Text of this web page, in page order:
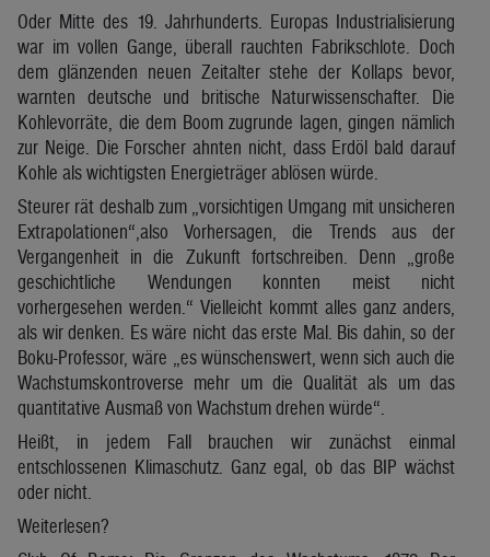
Oder Mitte des 19. Jahrhunderts. Europas Industrialisierung
war im vollen Gange, überall rauchten Fabrikschlote. Doch
dem glänzenden neuen Zeitalter stehe der Kollaps bevor,
warnten deutsche und britische Naturwissenschafter. Die
Kohlevorräte, die dem Boom zugrunde lagen, gingen nämlich
zur Neige. Die Forscher ahnten nicht, dass Erdöl bald darauf
Kohle als wichtigsten Energieträger ablösen würde.
Steurer rät deshalb zum „vorsichtigen Umgang mit unsicheren
Extrapolationen“,also Vorhersagen, die Trends aus der
Vergangenheit in die Zukunft fortschreiben. Denn „große
geschichtliche Wendungen konnten meist nicht
vorhergesehen werden.“ Vielleicht kommt alles ganz anders,
als wir denken. Es wäre nicht das erste Mal. Bis dahin, so der
Boku-Professor, wäre „es wünschenswert, wenn sich auch die
Wachstumskontroverse mehr um die Qualität als um das
quantitative Ausmaß von Wachstum drehen würde“.
Heißt, in jedem Fall brauchen wir zunächst einmal
entschlossenen Klimaschutz. Ganz egal, ob das BIP wächst
oder nicht.
Weiterlesen?